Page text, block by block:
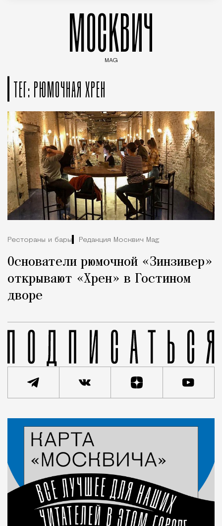
МОСКВИЧ
MAG
ТЕГ: РЮМОЧНАЯ ХРЕН
Рестораны и бары Редакция Москвич Mag
Основатели рюмочной «Зинзивер»
открывают «Хрен» в Гостином
дворе